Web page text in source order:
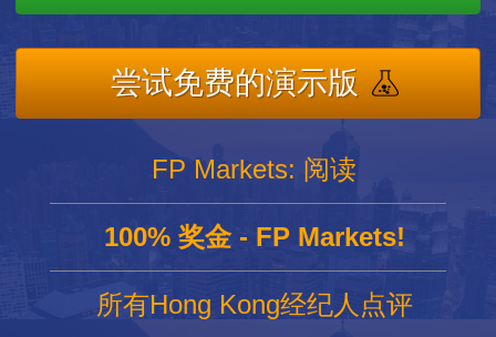
尝试免费的演示版
FP Markets: 阅读
100% 奖金 - FP Markets!
所有Hong Kong经纪人点评